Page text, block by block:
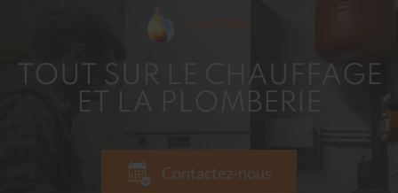
TOUT SUR LE CHAUFFAGE
ET LA PLOMBERIE
Contactez-nous